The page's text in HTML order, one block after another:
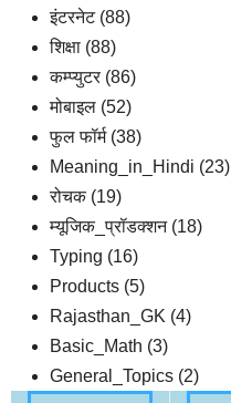
इंटरनेट (88)
शिक्षा (88)
कम्प्युटर (86)
मोबाइल (52)
फुल फॉर्म (38)
Meaning_in_Hindi (23)
रोचक (19)
म्यूजिक_प्रॉडक्शन (18)
Typing (16)
Products (5)
Rajasthan_GK (4)
Basic_Math (3)
General_Topics (2)